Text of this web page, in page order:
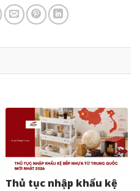
Thủ tục nhập khẩu kệ